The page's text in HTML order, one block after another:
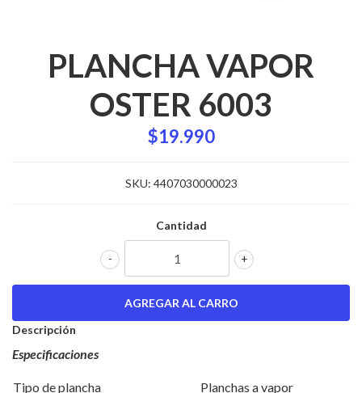
PLANCHA VAPOR
OSTER 6003
$19.990
SKU: 4407030000023
Cantidad
+
-
Descripción
Especificaciones
Tipo de plancha
Planchas a vapor